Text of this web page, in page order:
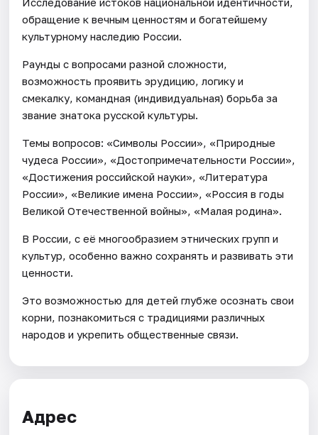
обращение к вечным ценностям и богатейшему
культурному наследию России.
Раунды с вопросами разной сложности,
возможность проявить эрудицию, логику и
смекалку, командная (индивидуальная) борьба за
звание знатока русской культуры.
Темы вопросов: «Символы России», «Природные
чудеса России», «Достопримечательности России»,
«Достижения российской науки», «Литература
России», «Великие имена России», «Россия в годы
Великой Отечественной войны», «Малая родина».
В России, с её многообразием этнических групп и
культур, особенно важно сохранять и развивать эти
ценности.
Это возможностью для детей глубже осознать свои
корни, познакомиться с традициями различных
народов и укрепить общественные связи.
Адрес